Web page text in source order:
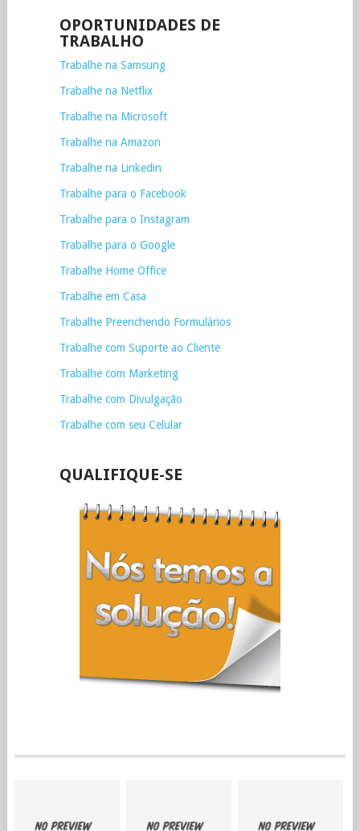
OPORTUNIDADES DE
TRABALHO
Trabalhe na Samsung
Trabalhe na Netflix
Trabalhe na Microsoft
Trabalhe na Amazon
Trabalhe na Linkedin
Trabalhe para o Facebook
Trabalhe para o Instagram
Trabalhe para o Google
Trabalhe Home Office
Trabalhe em Casa
Trabalhe Preenchendo Formulários
Trabalhe com Suporte ao Cliente
Trabalhe com Marketing
Trabalhe com Divulgação
Trabalhe com seu Celular
QUALIFIQUE-SE